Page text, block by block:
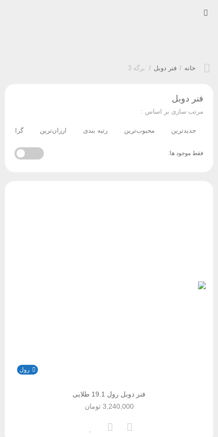
خانه / فنر دوبل / برگه 3
فنر دوبل
مرتب سازی بر اساس :
جدیدترین محبوب‌ترین رتبه بندی ارزان‌ترین
فقط موجود ها:
رول
فنر دوبل رول 19.1 طلایی
تومان3,240,000